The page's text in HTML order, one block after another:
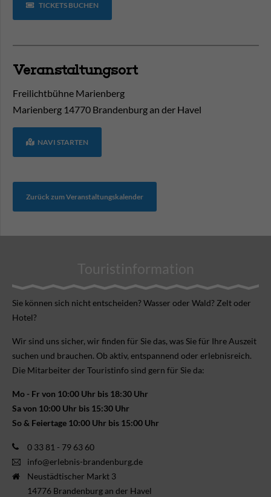
TICKETS BUCHEN
Veranstaltungsort
Freilichtbühne Marienberg
Marienberg 14770 Brandenburg an der Havel
NAVI STARTEN
Zurück zum Veranstaltungskalender
Touristinformation
Sie können sich nicht ent­scheiden? Wasser oder Wald? Zelt oder
Hotel?
Wir sind uns sicher, wir finden für Sie das, was Sie für Ihre Aus­zeit
suchen und brauchen. Ob aktiv, ent­spannend oder erlebnis­reich.
Die Mitarbeiter der Touristinfo sind gern für Sie da:
Mo - Fr von 10:00 Uhr bis 18:30 Uhr
Sa von 10:00 Uhr bis 15:30 Uhr
So & Feiertage 10:00 Uhr bis 15:00 Uhr
0 33 81 - 79 63 60
info@erlebnis-brandenburg.de
Neustädtischer Markt 3
14776 Brandenburg an der Havel